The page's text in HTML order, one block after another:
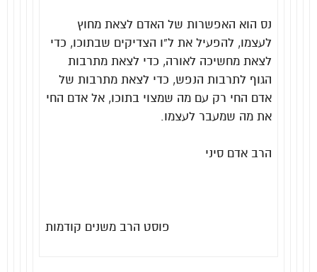
נס הוא האפשרות של האדם לצאת מחוץ
לעצמו, להפעיל את ל”ו הצדיקים שבתוכו, כדי
לצאת מחשיכה לאורה, כדי לצאת מתרבות
הגוף לתרבות הנפש, כדי לצאת מתרבות של
אדם החי רק עם מה שמצוי בתוכו, אל אדם החי
את מה שמעבר לעצמו.
הרב אדם סיני
פוסט הרב משנים קודמות